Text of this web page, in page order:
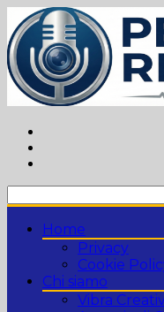
al
contenuto
Home
Privacy
Cookie
Chi siamo
Vibra